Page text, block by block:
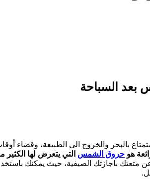
بعد السباحة
بالبحر والخروج الى الطبيعة، وقضاء
هو حروق الشمس التي يتعرض لها
متعتك باجازتك الصيفية، حيث يمكنك